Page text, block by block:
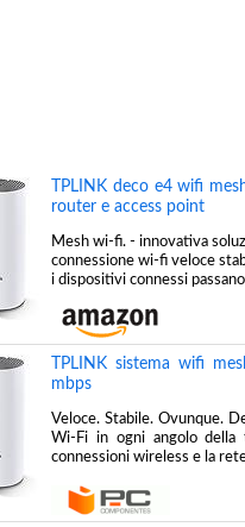
TPLINK deco e4 wifi
router e access point
Mesh wi-fi. - innovativa
connessione wi-fi veloce
i dispositivi connessi
TPLINK sistema wifi
mbps
Veloce. Stabile. Ovunque.
Wi-Fi in ogni angolo
connessioni wireless e la